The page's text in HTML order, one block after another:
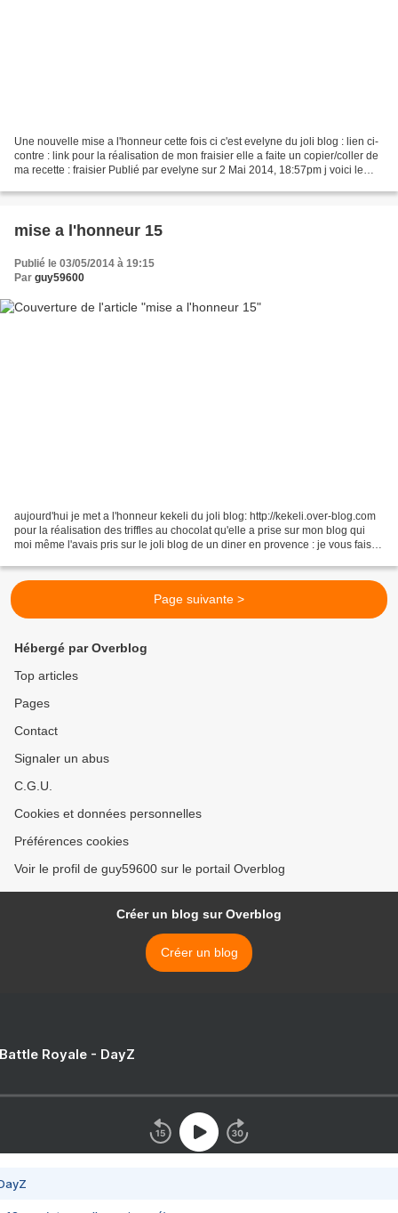
Une nouvelle mise a l'honneur cette fois ci c'est evelyne du joli blog : lien ci-
contre : link pour la réalisation de mon fraisier elle a faite un copier/coller de
ma recette : fraisier Publié par evelyne sur 2 Mai 2014, 18:57pm j voici le
mise a l'honneur 15
Publié le 03/05/2014 à 19:15
Par guy59600
aujourd'hui je met a l'honneur kekeli du joli blog: http://kekeli.over-blog.com
pour la réalisation des triffles au chocolat qu'elle a prise sur mon blog qui
moi même l'avais pris sur le joli blog de un diner en provence : je vous fais
Page suivante >
Hébergé par Overblog
Top articles
Pages
Contact
Signaler un abus
C.G.U.
Cookies et données personnelles
Préférences cookies
Voir le profil de guy59600 sur le portail Overblog
Créer un blog sur Overblog
Créer un blog
Royale - DayZ